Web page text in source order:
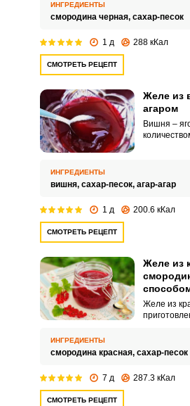
косточек и
ИНГРЕДИЕНТЫ
смородина черная, сахар-песок
1 д 288 кКал
СМОТРЕТЬ РЕЦЕПТ
Желе из
агаром
Вишня –
ИНГРЕДИЕНТЫ
вишня, сахар-песок, агар-агар
1 д 200.6 кКал
СМОТРЕТЬ РЕЦЕПТ
Желе из
Желе из
полезные
ИНГРЕДИЕНТЫ
смородина красная, сахар-песок
7 д 287.3 кКал
СМОТРЕТЬ РЕЦЕПТ